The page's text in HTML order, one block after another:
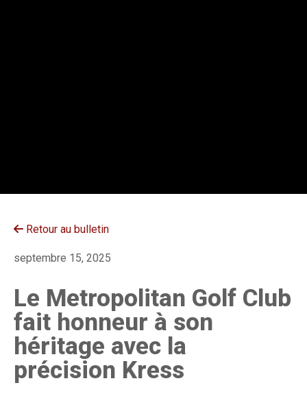
Retour au bulletin
septembre 15, 2025
Le Metropolitan Golf Club
fait honneur à son
héritage avec la
précision Kress